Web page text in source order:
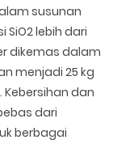
susunan
SiO2 lebih dari
dikemas dalam
menjadi 25 kg
Kebersihan dan
dari
berbagai